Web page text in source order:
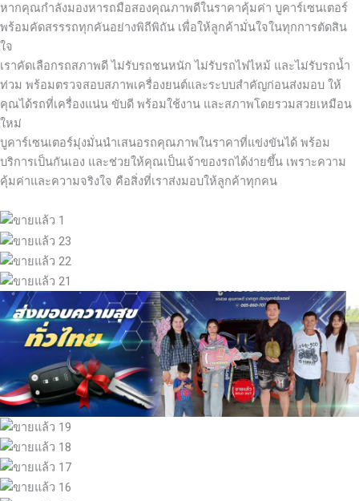
หากคุณกำลังมองหารถมือสองคุณภาพดีในราคาคุ้มค่า บูคาร์เซนเตอร์
พร้อมคัดสรรรถทุกคันอย่างพิถีพิถัน เพื่อให้ลูกค้ามั่นใจในทุกการตัดสิน
ใจ
เราคัดเลือกรถสภาพดี ไม่รับรถชนหนัก ไม่รับรถไฟไหม้ และไม่รับรถน้ำ
ท่วม พร้อมตรวจสอบสภาพเครื่องยนต์และระบบสำคัญก่อนส่งมอบ ให้
คุณได้รถที่เครื่องแน่น ขับดี พร้อมใช้งาน และสภาพโดยรวมสวยเหมือน
ใหม่
บูคาร์เซนเตอร์มุ่งมั่นนำเสนอรถคุณภาพในราคาที่แข่งขันได้ พร้อม
บริการเป็นกันเอง และช่วยให้คุณเป็นเจ้าของรถได้ง่ายขึ้น เพราะความ
คุ้มค่าและความจริงใจ คือสิ่งที่เราส่งมอบให้ลูกค้าทุกคน